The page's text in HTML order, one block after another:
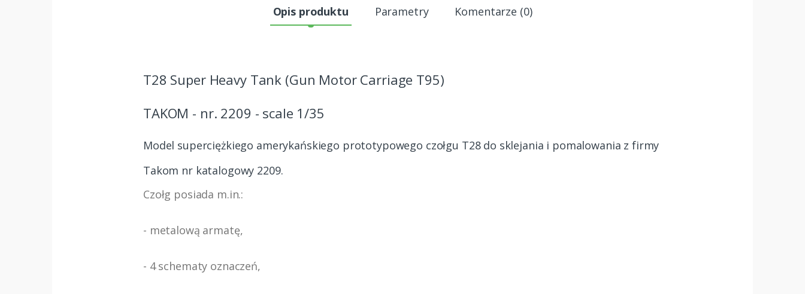
Opis produktu Parametry Komentarze (0)
T28 Super Heavy Tank (Gun Motor Carriage T95)
TAKOM - nr. 2209 - scale 1/35
Model superciężkiego amerykańskiego prototypowego czołgu T28 do sklejania i pomalowania z firmy
Takom nr katalogowy 2209.
Czołg posiada m.in.:
- metalową armatę,
- 4 schematy oznaczeń,